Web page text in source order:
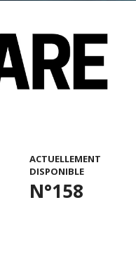
ACTUELLEMENT
DISPONIBLE
N°158